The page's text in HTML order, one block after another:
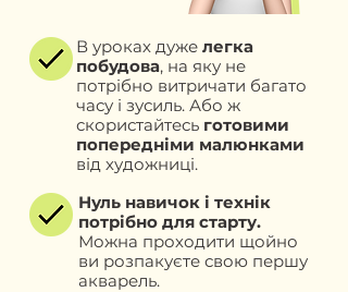
В уроках дуже легка
побудова, на яку не
потрібно витричати багато
часу і зусиль. Або ж
скористайтесь готовими
попередніми малюнками
від художниці.
Нуль навичок і технік
потрібно для старту.
Можна проходити щойно
ви розпакуєте свою першу
акварель.